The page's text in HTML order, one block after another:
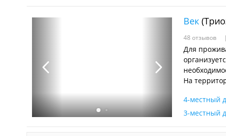
Век
48 отзывов
Для
На
4-местный
3-местный